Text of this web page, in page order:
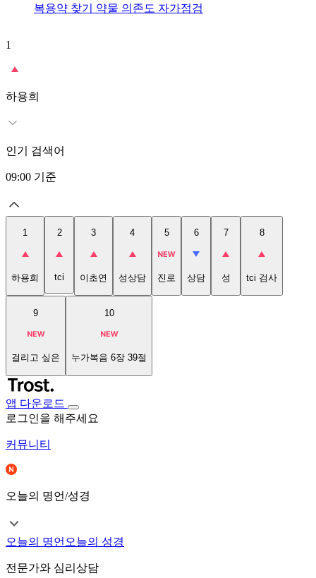
복용약 찾기 약물 의존도 자가점검
1
하용희
인기 검색어
09:00 기준
1
하용희
2
tci
3
이초연
4
성상담
5
진로
6
상담
7
성
8
tci 검사
9
걸리고 싶은
10
누가복음 6장 39절
앱 다운로드
로그인을 해주세요
커뮤니티
오늘의 명언/성경
오늘의 명언 오늘의 성경
전문가와 심리상담